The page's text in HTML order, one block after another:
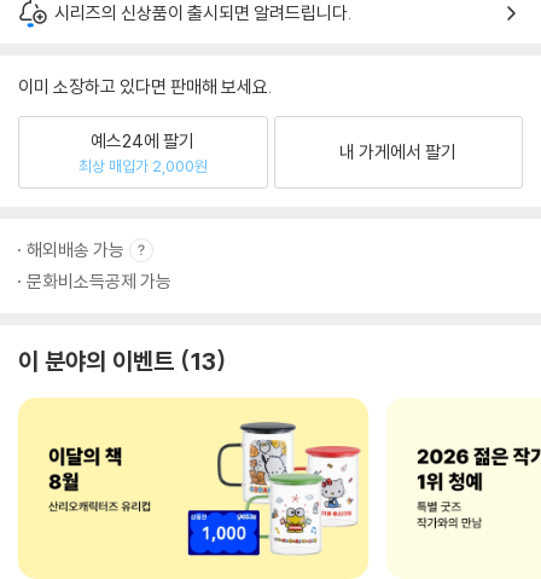
시리즈의 신상품이 출시되면 알려드립니다.
이미 소장하고 있다면 판매해 보세요.
예스24에 팔기
최상 매입가 2,000원
내 가게에서 팔기
해외배송 가능
문화비소득공제 가능
이 분야의 이벤트 13